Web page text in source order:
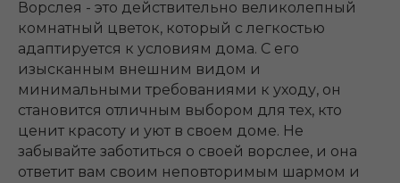
Ворслея - это действительно великолепный
комнатный цветок, который с легкостью
адаптируется к условиям дома. С его
изысканным внешним видом и
минимальными требованиями к уходу, он
становится отличным выбором для тех, кто
ценит красоту и уют в своем доме. Не
забывайте заботиться о своей ворслее, и она
ответит вам своим неповторимым шармом и